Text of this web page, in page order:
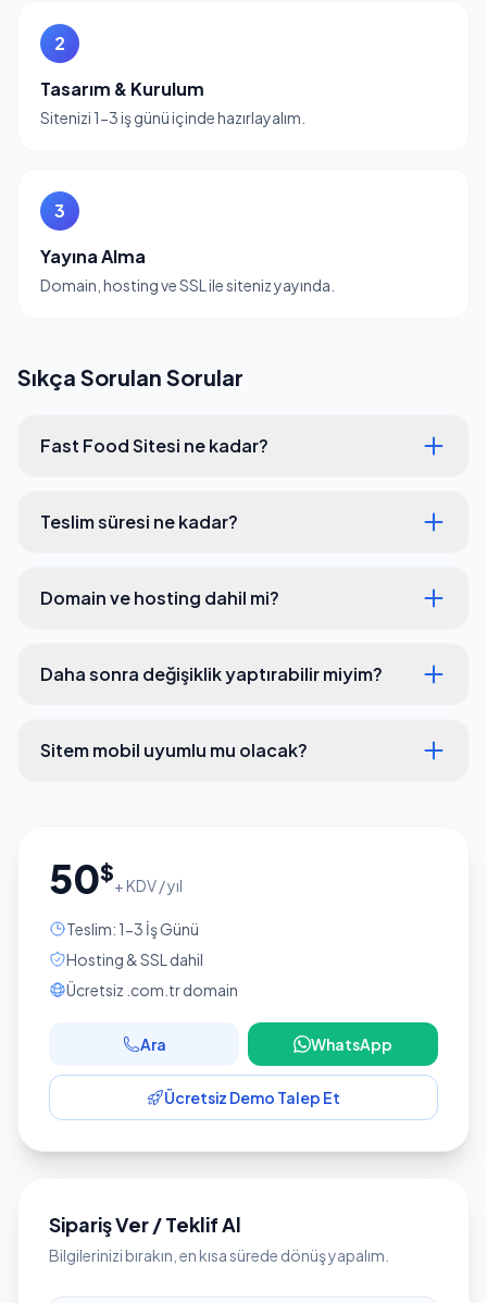
2
Tasarım & Kurulum
Sitenizi 1-3 iş günü içinde hazırlayalım.
3
Yayına Alma
Domain, hosting ve SSL ile siteniz yayında.
Sıkça Sorulan Sorular
Fast Food Sitesi ne kadar?
Teslim süresi ne kadar?
Domain ve hosting dahil mi?
Daha sonra değişiklik yaptırabilir miyim?
Sitem mobil uyumlu mu olacak?
50$+ KDV / yıl
Teslim: 1-3 İş Günü
Hosting & SSL dahil
Ücretsiz .com.tr domain
Ara WhatsApp
Ücretsiz Demo Talep Et
Sipariş Ver / Teklif Al
Bilgilerinizi bırakın, en kısa sürede dönüş yapalım.